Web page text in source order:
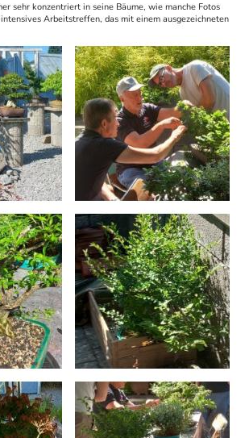
sehr konzentriert in seine Bäume, wie manche Fotos
Arbeitstreffen, das mit einem ausgezeichneten